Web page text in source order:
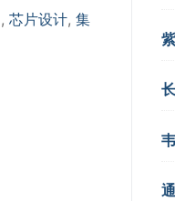
, 芯片设计, 集